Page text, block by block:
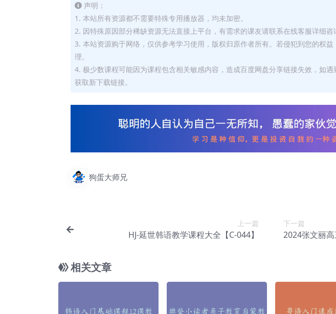
声明：
1. 本站所有资源都不需要特殊专用播放器，均未加密。
2. 因特殊原因部分稀缺资源无法直接上平台，有需求的课友请联系在线客服详细咨
3. 本站资源购于网络，仅供参考学习使用，版权归原作者所有。若侵犯到您的权
理。
4. 极少数课程可能因为课程包含相关敏感内容，造成百度网盘分享链接失效，如
获取新下载链接。
狗蛋大师兄
上一篇
HJ-延世韩语教学课程大全【C-044】
下一篇
2024张文丽
相关文章